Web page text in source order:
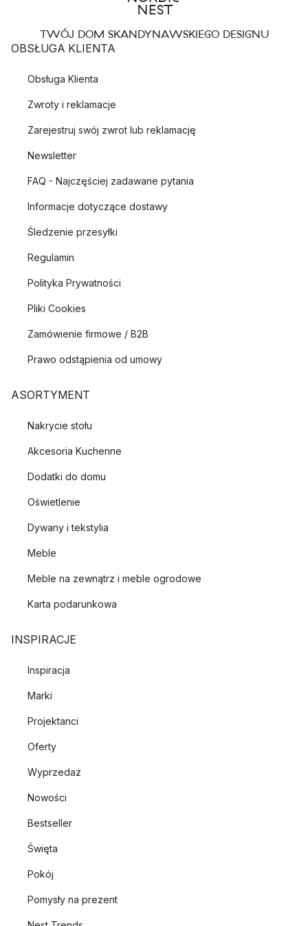
TWÓJ DOM SKANDYNAWSKIEGO DESIGNU
OBSŁUGA KLIENTA
Obsługa Klienta
Zwroty i reklamacje
Zarejestruj swój zwrot lub reklamację
Newsletter
FAQ - Najczęściej zadawane pytania
Informacje dotyczące dostawy
Śledzenie przesyłki
Regulamin
Polityka Prywatności
Pliki Cookies
Zamówienie firmowe / B2B
Prawo odstąpienia od umowy
ASORTYMENT
Nakrycie stołu
Akcesoria Kuchenne
Dodatki do domu
Oświetlenie
Dywany i tekstylia
Meble
Meble na zewnątrz i meble ogrodowe
Karta podarunkowa
INSPIRACJE
Inspiracja
Marki
Projektanci
Oferty
Wyprzedaż
Nowości
Bestseller
Święta
Pokój
Pomysły na prezent